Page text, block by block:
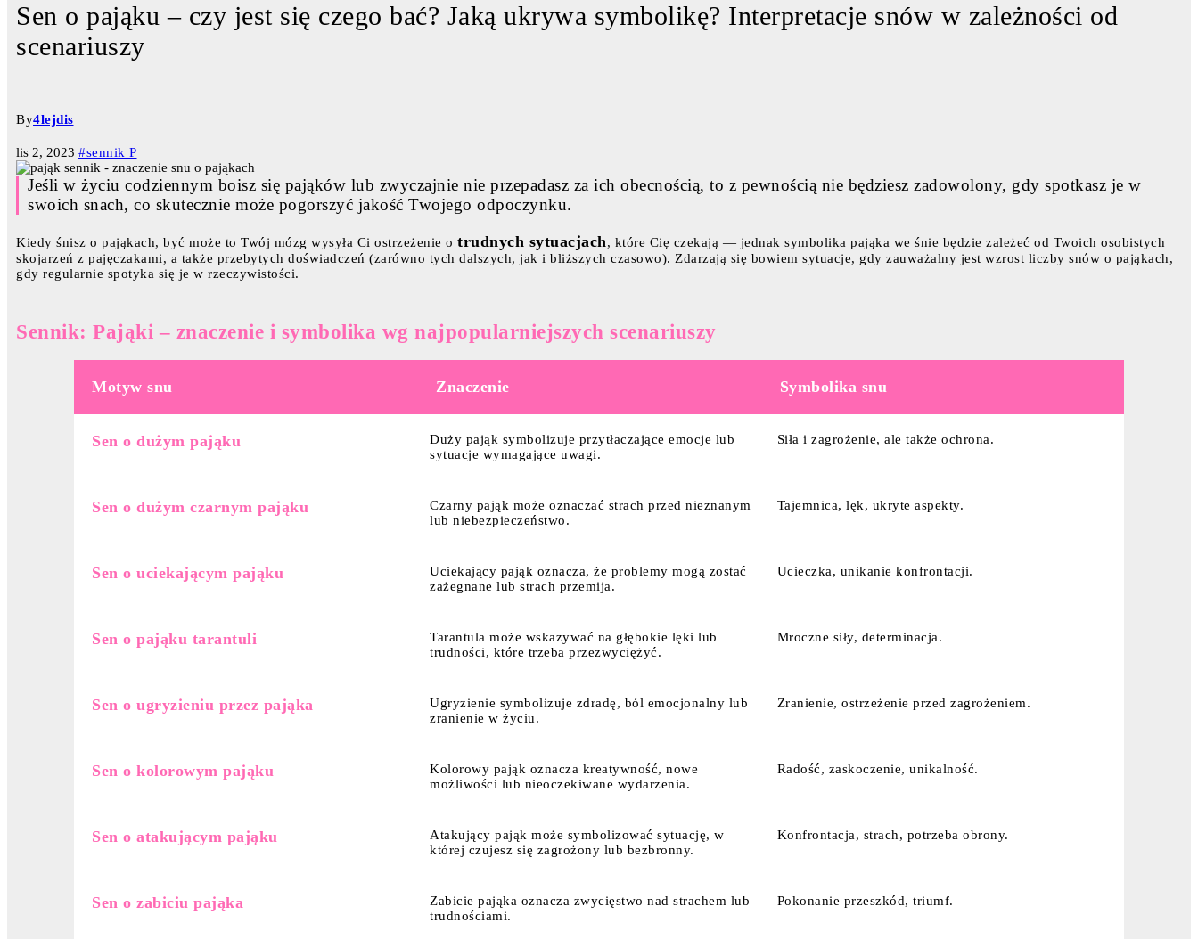
Sen o pająku – czy jest się czego bać? Jaką ukrywa symbolikę? Interpretacje snów w zależności od
scenariuszy
By4lejdis
lis 2, 2023 #sennik P
Jeśli w życiu codziennym boisz się pająków lub zwyczajnie nie przepadasz za ich obecnością, to z pewnością nie będziesz zadowolony, gdy spotkasz je w
swoich snach, co skutecznie może pogorszyć jakość Twojego odpoczynku.
Kiedy śnisz o pająkach, być może to Twój mózg wysyła Ci ostrzeżenie o trudnych sytuacjach, które Cię czekają — jednak symbolika pająka we śnie będzie zależeć od Twoich osobistych
skojarzeń z pajęczakami, a także przebytych doświadczeń (zarówno tych dalszych, jak i bliższych czasowo). Zdarzają się bowiem sytuacje, gdy zauważalny jest wzrost liczby snów o pająkach,
gdy regularnie spotyka się je w rzeczywistości.
Sennik: Pająki – znaczenie i symbolika wg najpopularniejszych scenariuszy
Motyw snu Znaczenie Symbolika snu
Sen o dużym pająku
Duży pająk symbolizuje przytłaczające emocje lub
sytuacje wymagające uwagi.
Siła i zagrożenie, ale także ochrona.
Sen o dużym czarnym pająku
Czarny pająk może oznaczać strach przed nieznanym
lub niebezpieczeństwo.
Tajemnica, lęk, ukryte aspekty.
Sen o uciekającym pająku
Uciekający pająk oznacza, że problemy mogą zostać
zażegnane lub strach przemija.
Ucieczka, unikanie konfrontacji.
Sen o pająku tarantuli
Tarantula może wskazywać na głębokie lęki lub
trudności, które trzeba przezwyciężyć.
Mroczne siły, determinacja.
Sen o ugryzieniu przez pająka
Ugryzienie symbolizuje zdradę, ból emocjonalny lub
zranienie w życiu.
Zranienie, ostrzeżenie przed zagrożeniem.
Sen o kolorowym pająku
Kolorowy pająk oznacza kreatywność, nowe
możliwości lub nieoczekiwane wydarzenia.
Radość, zaskoczenie, unikalność.
Sen o atakującym pająku
Atakujący pająk może symbolizować sytuację, w
której czujesz się zagrożony lub bezbronny.
Konfrontacja, strach, potrzeba obrony.
Sen o zabiciu pająka
Zabicie pająka oznacza zwycięstwo nad strachem lub
trudnościami.
Pokonanie przeszkód, triumf.